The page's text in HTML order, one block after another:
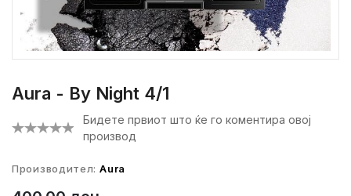
Aura - By Night 4/1
Бидете првиот што ќе го коментира овој
производ
Производител: Aura